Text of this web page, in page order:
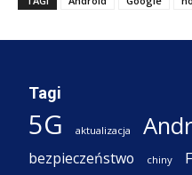
Tagi
5G aktualizacja
bezpieczeństwo chiny